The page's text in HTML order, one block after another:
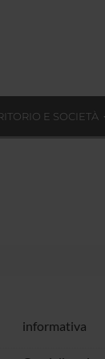
E SOCIETÀ
informativa